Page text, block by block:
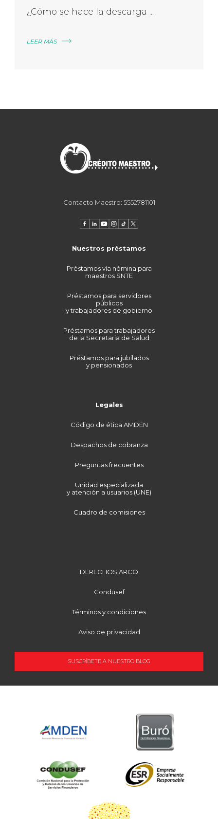
¿Cómo se hace la descarga ...
LEER MÁS
Contacto Maestro: 5552781101
Nuestros préstamos
Préstamos vía nómina para
maestros SNTE
Préstamos para servidores
públicos
y trabajadores de gobierno
Préstamos para trabajadores
de la Secretaria de Salud
Préstamos para jubilados
y pensionados
Legales
Código de ética AMDEN
Despachos de cobranza
Preguntas frecuentes
Unidad especializada
y atención a usuarios (UNE)
Cuadro de comisiones
DERECHOS ARCO
Condusef
Términos y condiciones
Aviso de privacidad
SUSCRÍBETE A NUESTRO BLOG
OCUPACIÓN